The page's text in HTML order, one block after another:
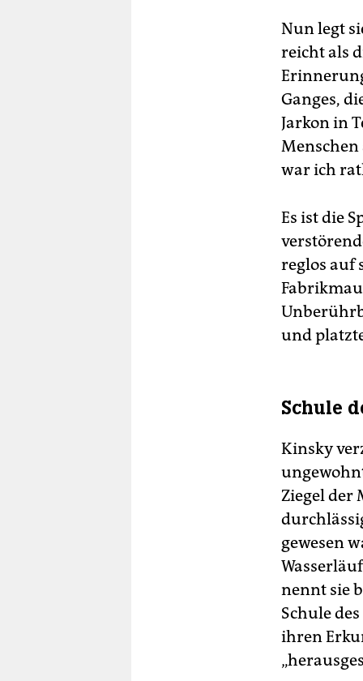
Nun legt
reicht als
Ganges,
Jarkon in
Menschen
war ich
Es ist die
reglos auf
und
Schule
Kinsky
Ziegel der
gewesen
nennt sie
Schule
ihren